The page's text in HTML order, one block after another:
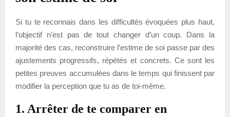
Si tu te reconnais dans les difficultés évoquées plus haut,
l’objectif n’est pas de tout changer d’un coup. Dans la
majorité des cas, reconstruire l’estime de soi passe par des
ajustements progressifs, répétés et concrets. Ce sont les
petites preuves accumulées dans le temps qui finissent par
modifier la perception que tu as de toi-même.
1. Arrêter de te comparer en